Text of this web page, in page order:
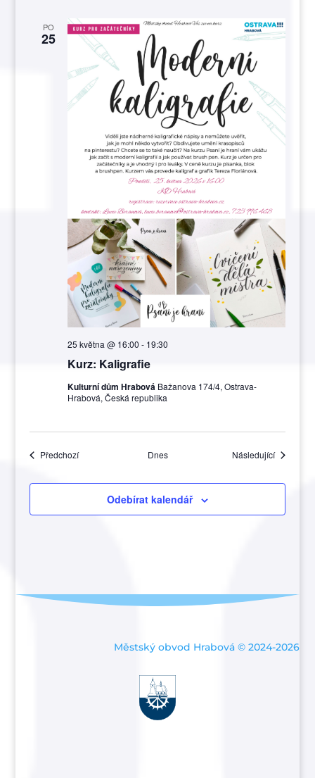
PO
25
Kurz: Kaligrafie
25 května @ 16:00 - 19:30
Kulturní dům Hrabová Bažanova 174/4, Ostrava-
Hrabová, Česká republika
PředchozíAkce Dnes NásledujícíAkce
Odebírat kalendář
Městský obvod Hrabová © 2024-2026